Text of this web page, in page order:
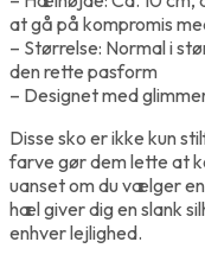
at gå på kompromis
– Størrelse: Normal i
den rette pasform
– Designet med
Disse sko er ikke kun
farve gør dem lette at
uanset om du vælger
hæl giver dig en slank
enhver lejlighed.